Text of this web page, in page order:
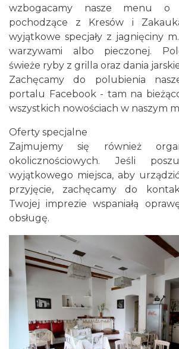
wzbogacamy nasze menu o
pochodzące z Kresów i
wyjątkowe specjały z jagnięciny
warzywami albo pieczonej.
świeże ryby z grilla oraz dania
Zachęcamy do polubienia
portalu Facebook - tam na
wszystkich nowościach w naszym
Oferty specjalne
Zajmujemy się również
okolicznościowych. Jeśli
wyjątkowego miejsca, aby
przyjęcie, zachęcamy do
Twojej imprezie wspaniałą
obsługę.